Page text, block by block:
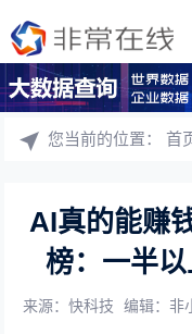
您当前的位置：首
AI真的能赚
榜：一半
来源：快科技 编辑：非